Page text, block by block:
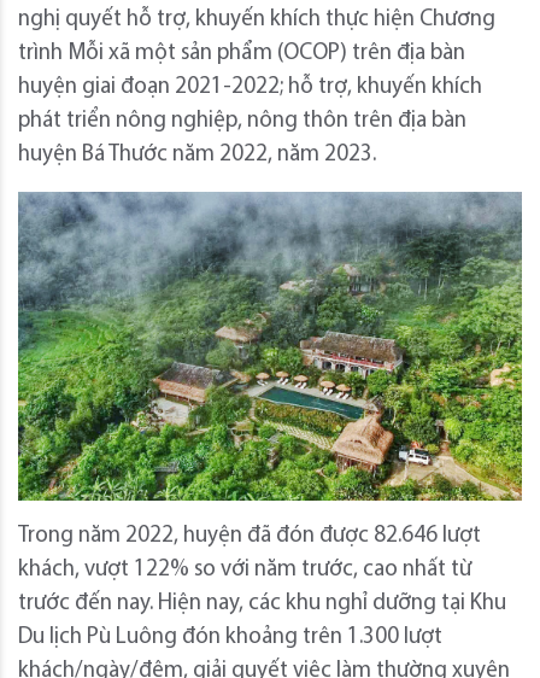
nghị quyết hỗ trợ, khuyến khích thực hiện Chương
trình Mỗi xã một sản phẩm (OCOP) trên địa bàn
huyện giai đoạn 2021-2022; hỗ trợ, khuyến khích
phát triển nông nghiệp, nông thôn trên địa bàn
huyện Bá Thước năm 2022, năm 2023.
Trong năm 2022, huyện đã đón được 82.646 lượt
khách, vượt 122% so với năm trước, cao nhất từ
trước đến nay. Hiện nay, các khu nghỉ dưỡng tại Khu
Du lịch Pù Luông đón khoảng trên 1.300 lượt
khách/ngày/đêm, giải quyết việc làm thường xuyên